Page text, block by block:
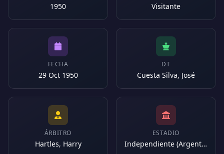
1950 Visitante
FECHA
29 Oct 1950
DT
Cuesta Silva, José
ÁRBITRO
Hartles, Harry
ESTADIO
Independiente (Argentina)